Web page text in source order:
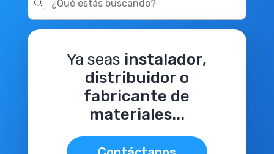
Ya seas instalador,
distribuidor o
fabricante de
materiales...